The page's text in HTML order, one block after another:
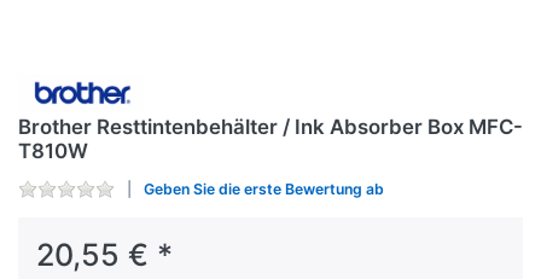
Brother Resttintenbehälter / Ink Absorber Box MFC-
T810W
Geben Sie die erste Bewertung ab
20,55 € *